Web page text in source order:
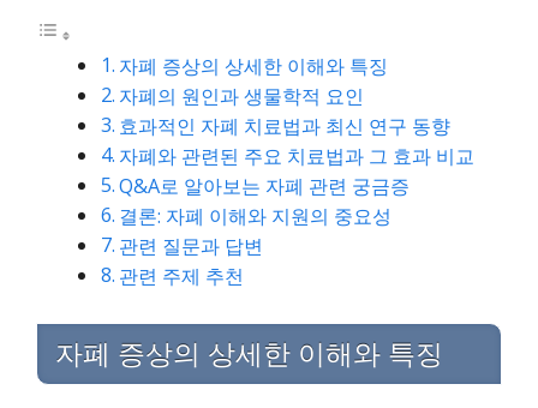
자폐 증상의 상세한 이해와 특징
자폐의 원인과 생물학적 요인
효과적인 자폐 치료법과 최신 연구 동향
자폐와 관련된 주요 치료법과 그 효과 비교
Q&A로 알아보는 자폐 관련 궁금증
결론: 자폐 이해와 지원의 중요성
관련 질문과 답변
관련 주제 추천
자폐 증상의 상세한 이해와 특징